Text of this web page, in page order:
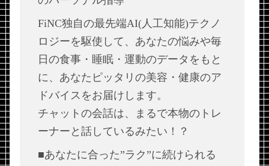
FiNC独自の最先端AI(人工知能)テクノ
ロジーを駆使して、あなたの悩みや毎
日の食事・睡眠・運動のデータをもと
に、あなたピッタリの美容・健康のア
ドバイスをお届けします。
チャットの会話は、まるで本物のトレ
ーナーと話しているみたい！？
■あなたに合った”ラク”に続けられる